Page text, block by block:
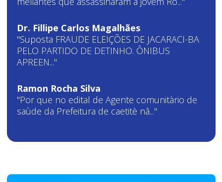
Dr. Fillipe Carlos Magalhães
"Suposta FRAUDE ELEIÇÕES DE JACARACI-BA
PELO PARTIDO DE DETINHO. ÔNIBUS
APREEN..."
Ramon Rocha Silva
"Por que no edital de Agente comunitàrio de
saùde da Prefeitura de caetitè nâ..."